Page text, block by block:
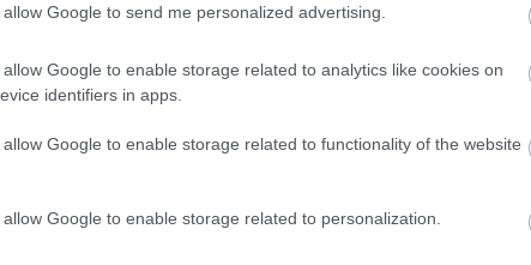
Google to send me personalized advertising.
allow Google to enable storage related to analytics like cookies on
identifiers in apps.
allow Google to enable storage related to functionality of the website
Google to enable storage related to personalization.
Newsroom
Σδούκου: Η Ελλάδα χρειάζεται
Σύνταγμα που θα ανταποκρίνεται